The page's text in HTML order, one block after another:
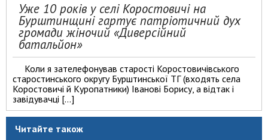
Уже 10 років у селі Коростовичі на
Бурштинщині гартує патріотичний дух
громади жіночий «Диверсійний
батальйон»
Коли я зателефонував старості Коростовичівського
старостинського округу Бурштинської ТГ (входять села
Коростовичі й Куропатники) Іванові Борису, а відтак і
завідувачці […]
Читайте також